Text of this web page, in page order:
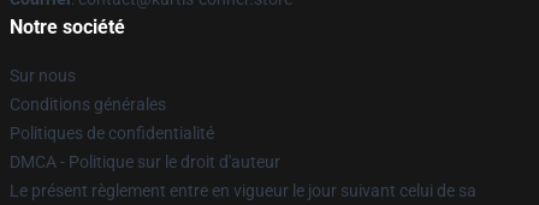
Notre société
Sur nous
Conditions générales
Politiques de confidentialité
DMCA - Politique sur le droit d'auteur
Le présent règlement entre en vigueur le jour suivant celui de sa